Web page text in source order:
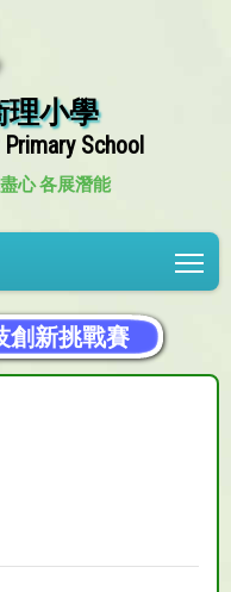
理小學
School
心 各展潛能
創新挑戰賽